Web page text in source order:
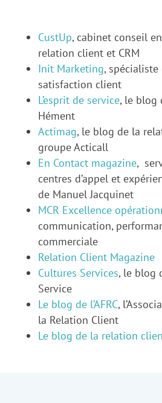
CustUp, cabinet conseil
relation client et CRM
Init Marketing,
satisfaction client
L’esprit de service, le blog
Hément
Actimag, le blog de la
groupe Acticall
En Contact magazine,
centres d’appel et
de Manuel Jacquinet
MCR Excellence
communication,
commerciale
Relation Client Magazine
Cultures Services, le blog
Service
Le blog de l’AFRC,
la Relation Client
Le blog de la relation